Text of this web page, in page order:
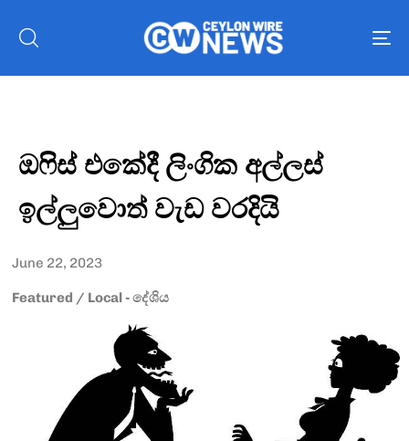
ඔෆිස් එකේදී ලිංගික අල්ලස්
ඉල්ලුවොත් වැඩ වරදියි
June 22, 2023
Featured / Local - දේශිය